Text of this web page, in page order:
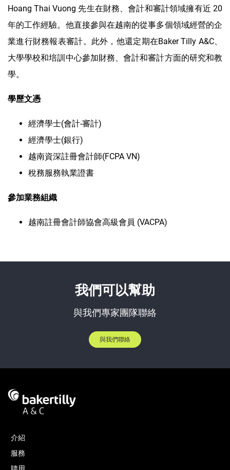
Hoang Thai Vuong 先生在財務、會計和審計領域擁有近 20
年的工作經驗。他直接參與在越南的從事多個領域經營的企
業進行財務報表審計。此外，他還定期在Baker Tilly A&C、
大學學校和培訓中心參加財務、會計和審計方面的研究和教
學。
學歷文憑
經濟學士(會計-審計)
經濟學士(銀行)
越南資深註冊會計師(FCPA VN)
稅務服務執業證書
參加業務組織
越南註冊會計師協會高級會員 (VACPA)
我們可以幫助
與我們專家團隊聯絡
與我們聯絡
介紹
服務